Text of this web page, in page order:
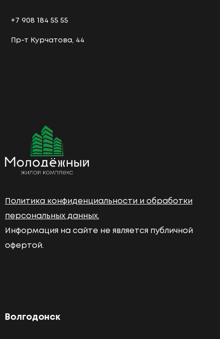
+7 908 184 55 55
Пр-т Курчатова, 44
Политика конфиденциальности и обработки
персональных данных.
Информация на сайте не является публичной
офертой.
Волгодонск